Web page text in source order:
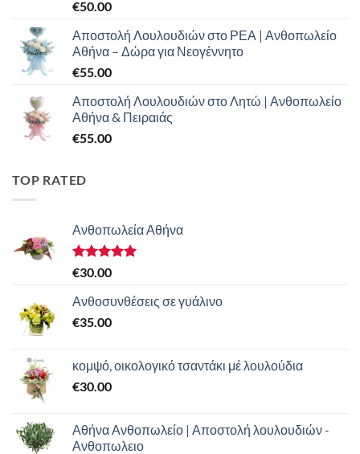
€50.00
Αποστολή Λουλουδιών στο ΡΕΑ | Ανθοπωλείο
Αθήνα – Δώρα για Νεογέννητο
€55.00
Αποστολή Λουλουδιών στο Λητώ | Ανθοπωλείο
Αθήνα & Πειραιάς
€55.00
TOP RATED
Ανθοπωλεία Αθήνα
Βαθμολογήθηκε
από 5
€30.00
Ανθοσυνθέσεις σε γυάλινο
€35.00
κομψό, οικολογικό τσαντάκι μέ λουλούδια
€30.00
Αθήνα Ανθοπωλείο | Αποστολή λουλουδιών -
Ανθοπωλειο